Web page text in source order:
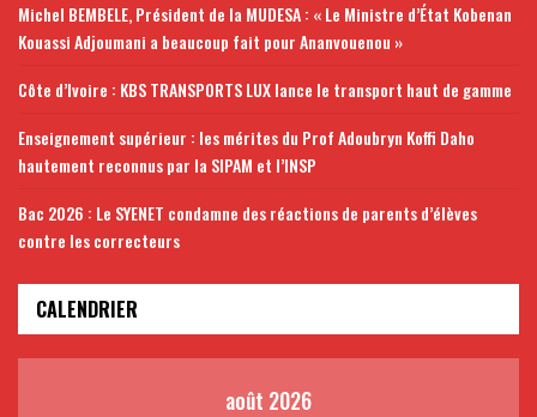
Michel BEMBELE, Président de la MUDESA : « Le Ministre d’État Kobenan
Kouassi Adjoumani a beaucoup fait pour Ananvouenou »
Côte d’Ivoire : KBS TRANSPORTS LUX lance le transport haut de gamme
Enseignement supérieur : les mérites du Prof Adoubryn Koffi Daho
hautement reconnus par la SIPAM et l’INSP
Bac 2026 : Le SYENET condamne des réactions de parents d’élèves
contre les correcteurs
CALENDRIER
août 2026